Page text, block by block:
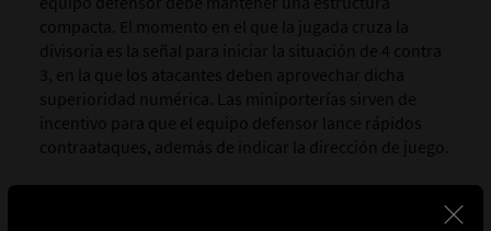
compacta. El momento en el que la jugada cruza la
divisoria es la señal para iniciar la situación de 4 contra
3, en la que los atacantes deben aprovechar dicha
superioridad numérica. Las miniporterías sirven de
incentivo para que el equipo defensor lance rápidos
contraataques, además de indicar la dirección de juego.